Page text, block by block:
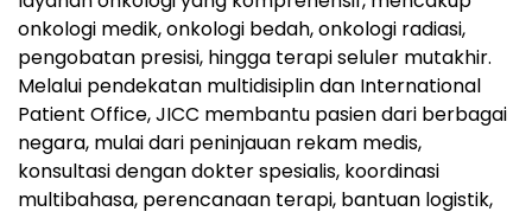
onkologi medik, onkologi bedah, onkologi radiasi,
pengobatan presisi, hingga terapi seluler mutakhir.
Melalui pendekatan multidisiplin dan International
Patient Office, JICC membantu pasien dari berbagai
negara, mulai dari peninjauan rekam medis,
konsultasi dengan dokter spesialis, koordinasi
multibahasa, perencanaan terapi, bantuan logistik,